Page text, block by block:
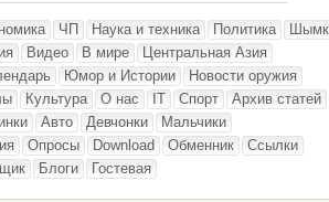
ЧП Наука и техника Политика
Видео В мире
Центральная Азия
Юмор и Истории
Новости оружия
Культура О нас IT Спорт
Архив статей
Авто Девчонки
Мальчики
Опросы Download Обменник
Ссылки
Блоги Гостевая